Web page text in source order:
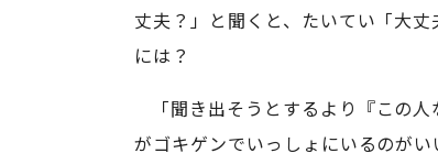
丈夫？」と聞くと、たいてい「大
には？
「聞き出そうとするより『この
がゴキゲンでいっしょにいるのが